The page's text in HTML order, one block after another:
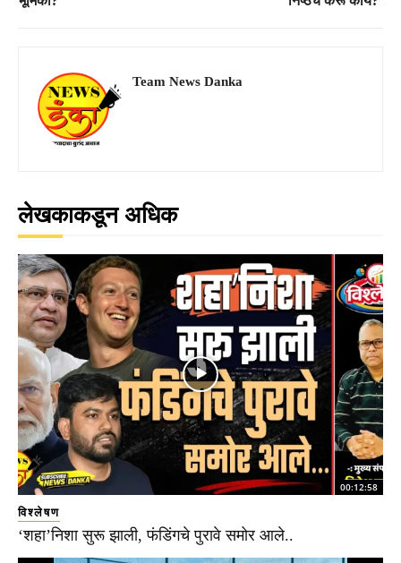
Team News Danka
लेखकाकडून अधिक
00:12:58
विश्लेषण
‘शहा’निशा सुरू झाली, फंडिंगचे पुरावे समोर आले..